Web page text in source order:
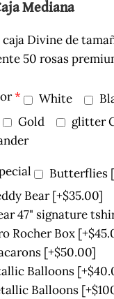
Mediana
Divine de
50 rosas
* White
Gold glitter
Butterflies
Bear[+$35.00]
47" signature
Rocher Box
[+$50.00]
Balloons
Balloons